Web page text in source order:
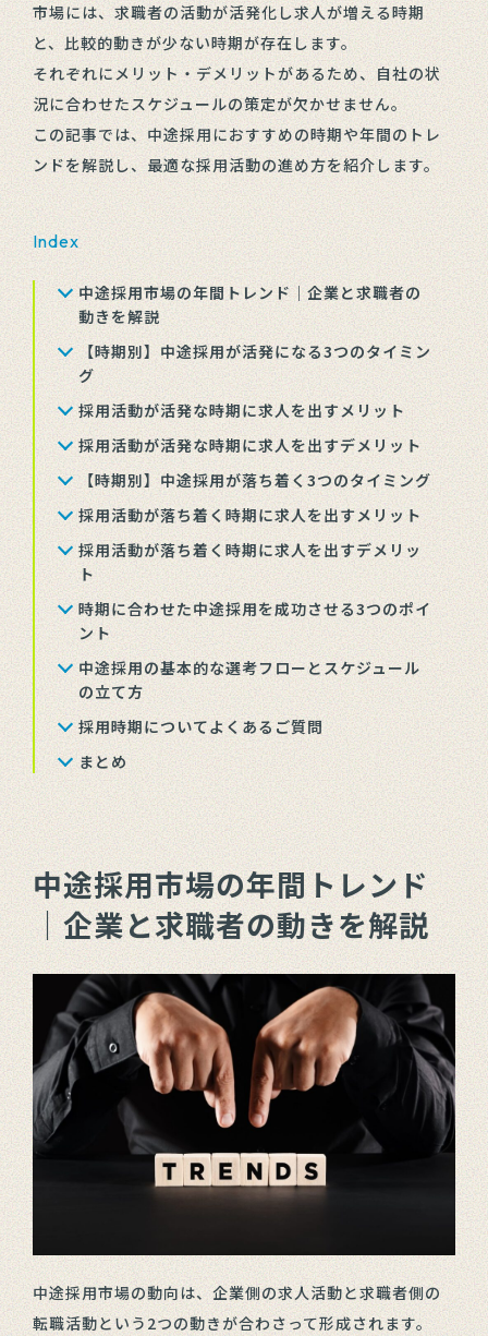
市場には、求職者の活動が活発化し求人が増える時期
と、比較的動きが少ない時期が存在します。
それぞれにメリット・デメリットがあるため、自社の状
況に合わせたスケジュールの策定が欠かせません。
この記事では、中途採用におすすめの時期や年間のトレ
ンドを解説し、最適な採用活動の進め方を紹介します。
Index
中途採用市場の年間トレンド｜企業と求職者の
動きを解説
【時期別】中途採用が活発になる3つのタイミン
グ
採用活動が活発な時期に求人を出すメリット
採用活動が活発な時期に求人を出すデメリット
【時期別】中途採用が落ち着く3つのタイミング
採用活動が落ち着く時期に求人を出すメリット
採用活動が落ち着く時期に求人を出すデメリッ
ト
時期に合わせた中途採用を成功させる3つのポイ
ント
中途採用の基本的な選考フローとスケジュール
の立て方
採用時期についてよくあるご質問
まとめ
中途採用市場の年間トレンド
｜企業と求職者の動きを解説
中途採用市場の動向は、企業側の求人活動と求職者側の
転職活動という2つの動きが合わさって形成されます。